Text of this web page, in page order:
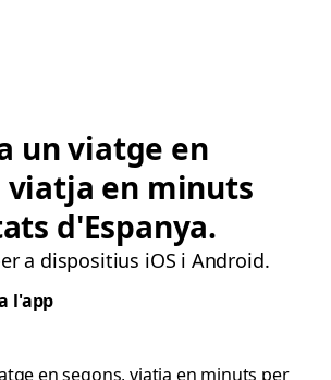
un viatge en
viatja en minuts
d'Espanya.
a dispositius iOS i Android.
l'app